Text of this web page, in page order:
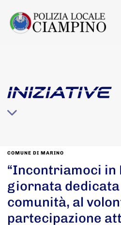
INIZIATIVE
COMUNE DI MARINO
“Incontriamoci in
giornata
comunità, al
partecipazione